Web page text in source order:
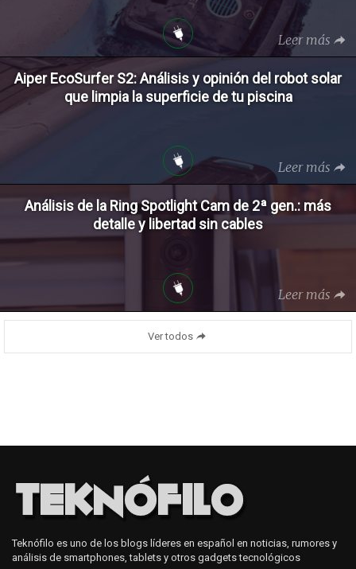
Leer más
Aiper EcoSurfer S2: Análisis y opinión del robot solar
que limpia la superficie de tu piscina
Leer más
Análisis de la Ring Spotlight Cam de 2ª gen.: más
detalle y libertad sin cables
Leer más
Ver todos
Teknófilo es uno de los blogs líderes en español en noticias, rumores y
análisis de smartphones, tablets y otros gadgets tecnológicos